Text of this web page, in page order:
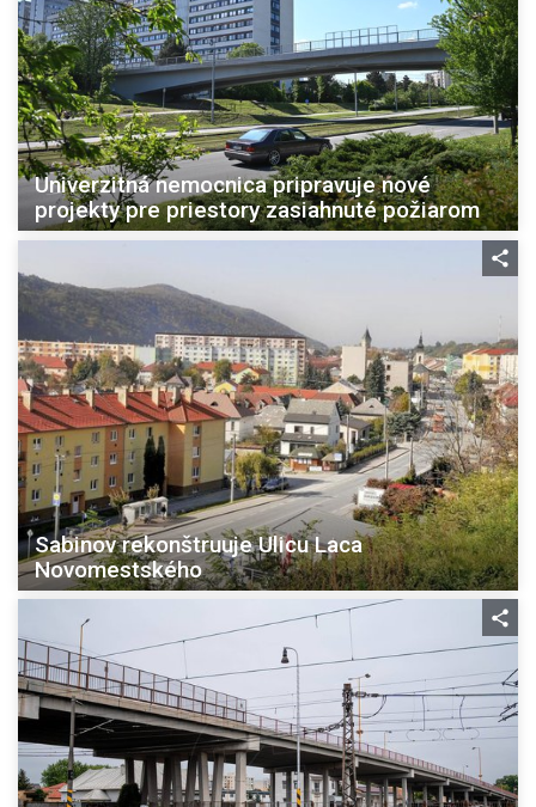
Univerzitná nemocnica pripravuje nové
projekty pre priestory zasiahnuté požiarom
Sabinov rekonštruuje Ulicu Laca
Novomestského